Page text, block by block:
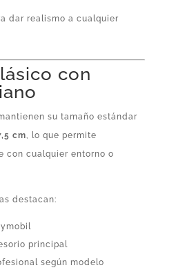
dar realismo a cualquier
con
su tamaño estándar
cm , lo que permite
con cualquier entorno o
destacan:
principal
según modelo